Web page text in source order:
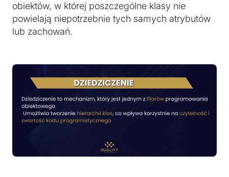
obiektów, w której poszczególne klasy nie
powielają niepotrzebnie tych samych atrybutów
lub zachowań.